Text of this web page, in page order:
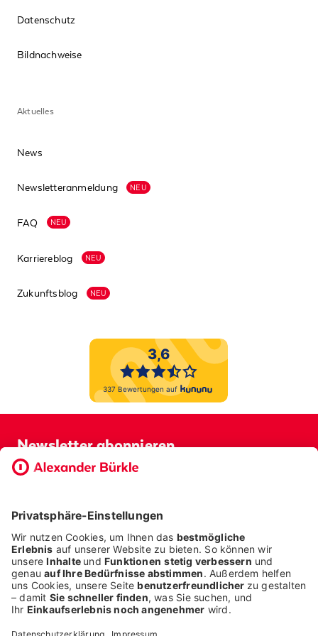
Datenschutz
Bildnachweise
Aktuelles
News
Newsletteranmeldung NEU
FAQ NEU
Karriereblog NEU
Zukunftsblog NEU
Newsletter abonnieren
Bevor Sie sich anmelden, möchten wir wissen, ob Sie bereits
ICH BIN BEREITS KUNDE
ICH BIN KEIN KUNDE